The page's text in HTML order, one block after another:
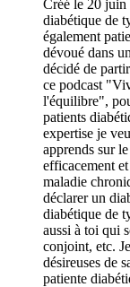
Créé le 20 juin
diabétique de
également
dévoué dans
décidé de
ce podcast
l'équilibre",
patients
expertise je
apprends sur
efficacement
maladie
déclarer un
diabétique de
aussi à toi qui
conjoint, etc.
désireuses de
patiente